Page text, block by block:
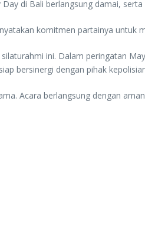
di Bali berlangsung damai,
komitmen partainya
ini. Dalam peringatan
bersinergi dengan pihak
Acara berlangsung dengan